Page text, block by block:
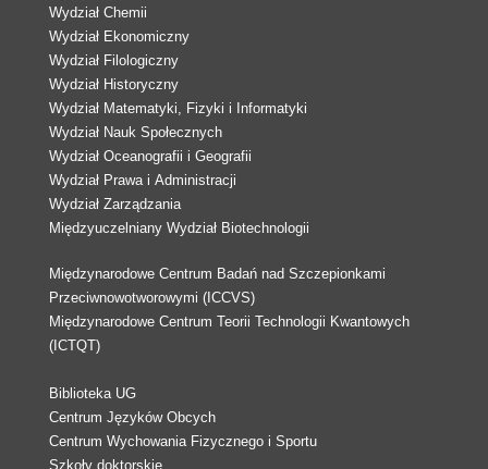
Wydział Chemii
Wydział Ekonomiczny
Wydział Filologiczny
Wydział Historyczny
Wydział Matematyki, Fizyki i Informatyki
Wydział Nauk Społecznych
Wydział Oceanografii i Geografii
Wydział Prawa i Administracji
Wydział Zarządzania
Międzyuczelniany Wydział Biotechnologii
Międzynarodowe Centrum Badań nad Szczepionkami
Przeciwnowotworowymi (ICCVS)
Międzynarodowe Centrum Teorii Technologii Kwantowych
(ICTQT)
Biblioteka UG
Centrum Języków Obcych
Centrum Wychowania Fizycznego i Sportu
Szkoły doktorskie